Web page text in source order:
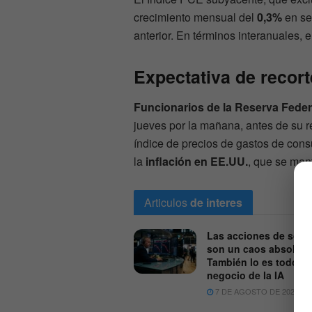
crecimiento mensual del 0,3%en
anterior. En términos interanuales,
Expectativa de
Funcionarios de la Reserva
jueves por la mañana, antes de su
índice de precios de gastos de
la inflación en EE.UU., que se
Articulosde interes
Las acciones de
son un caos absoluto.
También lo es todo el
negocio de la IA
7 DE AGOSTO DE 2026